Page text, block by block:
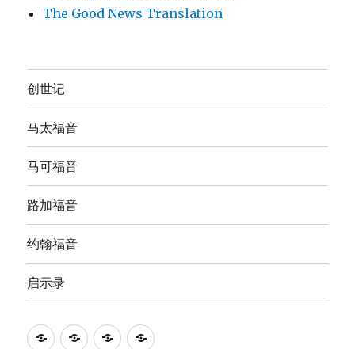
The Good News Translation
创世记
马太福音
马可福音
路加福音
约翰福音
启示录
Anna's
圣 The The